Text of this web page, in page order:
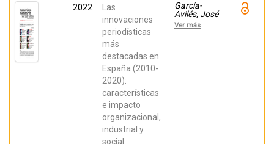
2022
Las
innovaciones
periodísticas
más
destacadas en
España (2010-
2020):
características
e impacto
organizacional,
industrial y
social
García-
Avilés, José
A.; Arias-
Robles,
Ver más